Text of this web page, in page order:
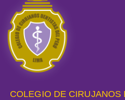
COLEGIO DE CIRUJANOS